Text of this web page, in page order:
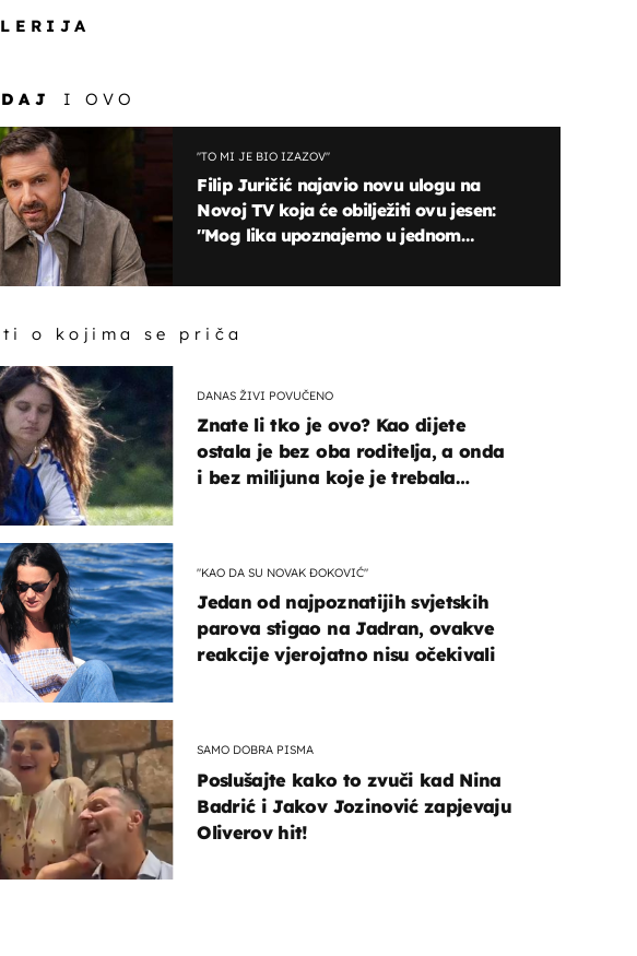
I OVO
''TO MI JE BIO IZAZOV''
Filip Juričić najavio novu ulogu na
Novoj TV koja će obilježiti ovu jesen:
''Mog lika upoznajemo u jednom
o kojima se priča
DANAS ŽIVI POVUČENO
Znate li tko je ovo? Kao dijete
ostala je bez oba roditelja, a onda
i bez milijuna koje je trebala
"KAO DA SU NOVAK ĐOKOVIĆ"
Jedan od najpoznatijih svjetskih
parova stigao na Jadran, ovakve
reakcije vjerojatno nisu očekivali
SAMO DOBRA PISMA
Poslušajte kako to zvuči kad Nina
Badrić i Jakov Jozinović zapjevaju
Oliverov hit!